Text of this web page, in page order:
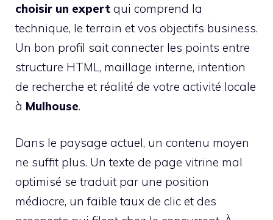
choisir un expert qui comprend la
technique, le terrain et vos objectifs business.
Un bon profil sait connecter les points entre
structure HTML, maillage interne, intention
de recherche et réalité de votre activité locale
à Mulhouse.
Dans le paysage actuel, un contenu moyen
ne suffit plus. Un texte de page vitrine mal
optimisé se traduit par une position
médiocre, un faible taux de clic et des